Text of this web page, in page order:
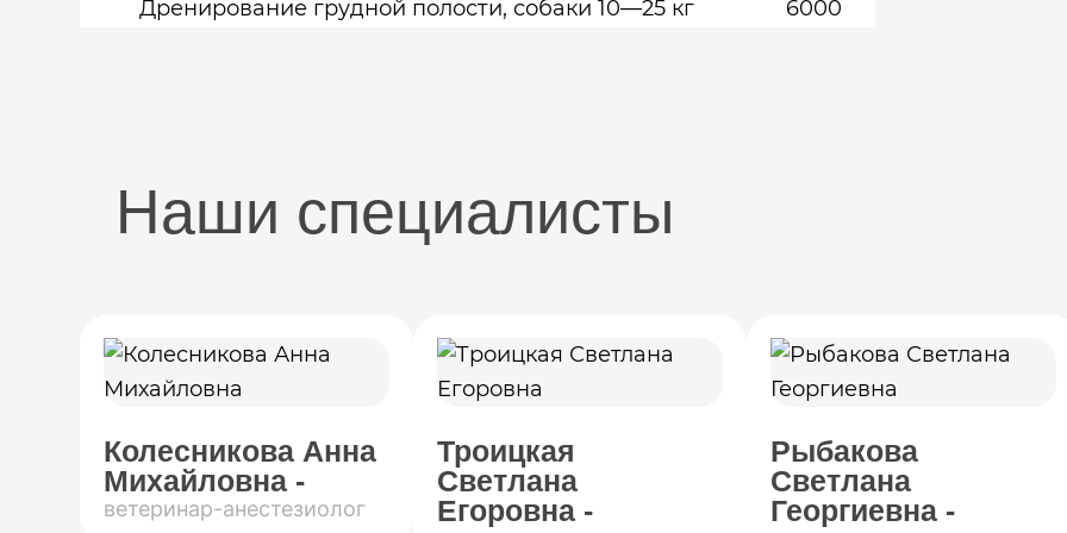
Дренирование грудной полости, собаки 10—25 кг
6000
Наши специалисты
Колесникова Анна
Михайловна -
ветеринар-анестезиолог
Троицкая
Светлана
Егоровна -
Рыбакова
Светлана
Георгиевна -